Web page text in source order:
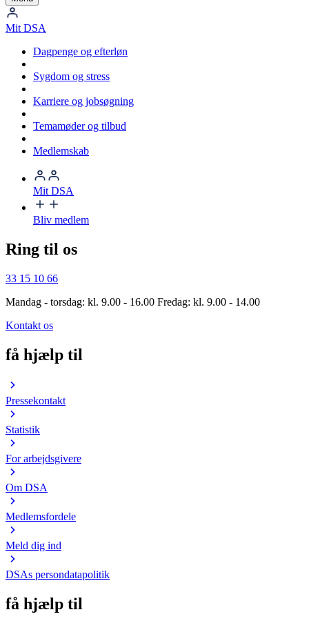
Mit DSA
Dagpenge og efterløn
Sygdom og stress
Karriere og jobsøgning
Temamøder og tilbud
Medlemskab
Mit DSA
Bliv medlem
Ring til os
33 15 10 66
Mandag - torsdag: kl. 9.00 - 16.00 Fredag: kl. 9.00 - 14.00
Kontakt os
få hjælp til
Pressekontakt
Statistik
For arbejdsgivere
Om DSA
Medlemsfordele
Meld dig ind
DSAs persondatapolitik
få hjælp til